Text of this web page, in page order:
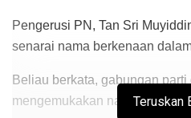
Pengerusi PN, Tan Sri
senarai nama berkenaan
Beliau berkata, gabungan
mengemukakan nama alon
Teruskan